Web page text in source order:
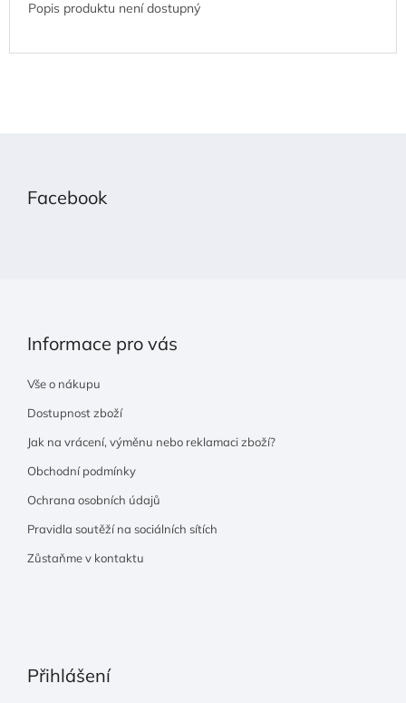
Popis produktu není dostupný
Facebook
Informace pro vás
Vše o nákupu
Dostupnost zboží
Jak na vrácení, výměnu nebo reklamaci zboží?
Obchodní podmínky
Ochrana osobních údajů
Pravidla soutěží na sociálních sítích
Zůstaňme v kontaktu
Přihlášení